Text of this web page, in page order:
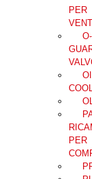
PER
OIL
PER